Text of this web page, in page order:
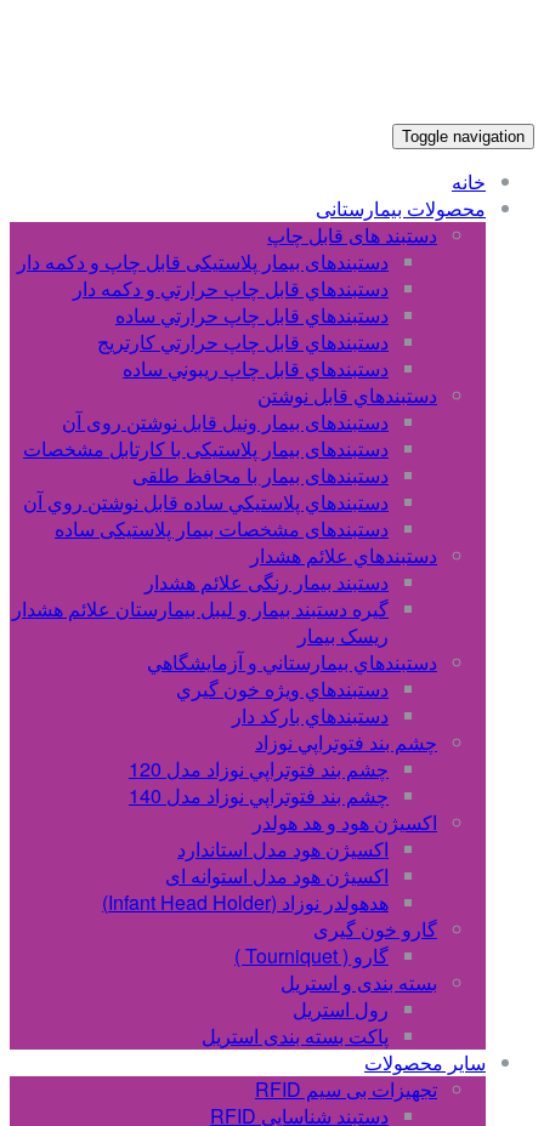
Toggle navigation
خانه
محصولات بیمارستانی
دستبند های قابل چاپ
دستبندهای بیمار پلاستیکی قابل چاپ و دکمه دار
دستبندهاي قابل چاپ حرارتي و دکمه دار
دستبندهاي قابل چاپ حرارتي ساده
دستبندهاي قابل چاپ حرارتي کارتريج
دستبندهاي قابل چاپ ريبوني ساده
دستبندهاي قابل نوشتن
دستبندهای بیمار ونیل قابل نوشتن روی آن
دستبندهای بیمار پلاستیکی با کارتابل مشخصات
دستبندهای بیمار با محافظ طلقی
دستبندهاي پلاستيکي ساده قابل نوشتن روي آن
دستبندهای مشخصات بیمار پلاستیکی ساده
دستبندهاي علائم هشدار
دستبند بیمار رنگی علائم هشدار
گیره دستبند بیمار و لیبل بیمارستان علائم هشدار
ریسک بیمار
دستبندهاي بيمارستاني و آزمايشگاهي
دستبندهاي ويژه خون گيري
دستبندهاي بارکد دار
چشم بند فتوتراپي نوزاد
چشم بند فتوتراپي نوزاد مدل 120
چشم بند فتوتراپي نوزاد مدل 140
اکسیژن هود و هد هولدر
اکسیژن هود مدل استاندارد
اکسیژن هود مدل استوانه ای
هدهولدر نوزاد (Infant Head Holder)
گارو خون گیری
گارو ( Tourniquet )
بسته بندی و استریل
رول استریل
پاکت بسته بندی استریل
سایر محصولات
تجهیزات بی سیم RFID
دستبند شناسایی RFID